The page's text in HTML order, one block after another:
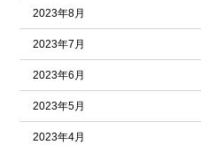
2023年8月
2023年7月
2023年6月
2023年5月
2023年4月